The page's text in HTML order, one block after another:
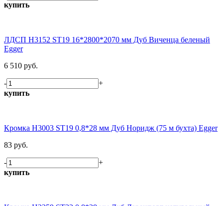
купить
ЛДСП H3152 ST19 16*2800*2070 мм Дуб Виченца беленый
Egger
6 510 руб.
-
+
купить
Кромка H3003 ST19 0,8*28 мм Дуб Норидж (75 м бухта) Egger
83 руб.
-
+
купить